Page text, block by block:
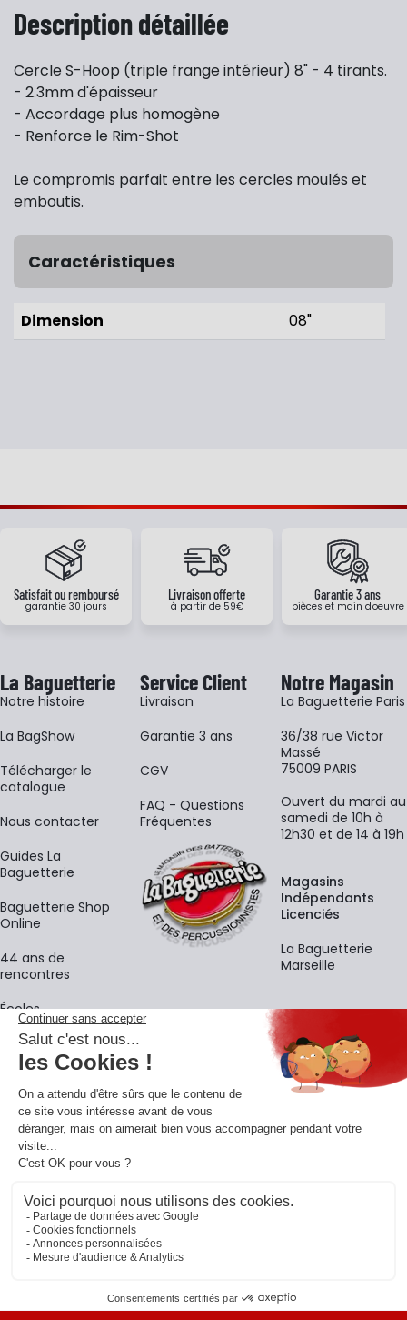
Description détaillée
Cercle S-Hoop (triple frange intérieur) 8" - 4 tirants.
- 2.3mm d'épaisseur
- Accordage plus homogène
- Renforce le Rim-Shot
Le compromis parfait entre les cercles moulés et
emboutis.
Caractéristiques
Dimension 08"
Satisfait ou remboursé
garantie 30 jours
Livraison offerte
à partir de 59€
Garantie 3 ans
pièces et main d'oeuvre
La Baguetterie
Notre histoire
La BagShow
​Télécharger le
catalogue
Nous contacter
Guides La
Baguetterie
Baguetterie Shop
Online
44 ans de
rencontres
Écoles
Service Client
Livraison
Garantie 3 ans
CGV
FAQ - Questions
Fréquentes
Notre Magasin
La Baguetterie Paris
36/38 rue Victor
Massé
75009 PARIS
Ouvert du mardi au
samedi de 10h à
12h30 et de 14 à 19h
Magasins
Indépendants
Licenciés
La Baguetterie
Marseille
La newsletter
Adresse e-mail
En vous inscrivant à notre newsletter, vous acceptez notre
confidentialité.
Retrouvons-nous sur